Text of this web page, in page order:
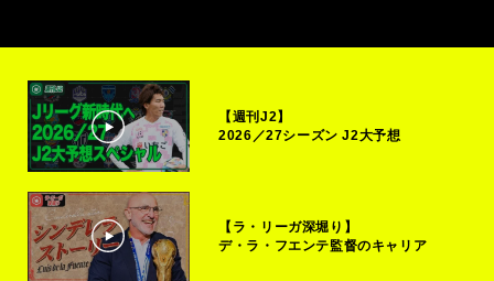
【週刊J2】
2026／27シーズン J2大予想
【ラ・リーガ深堀り】
デ・ラ・フエンテ監督のキャリア